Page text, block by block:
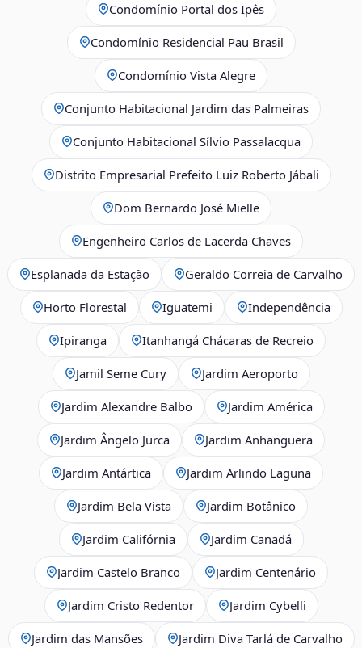
Condomínio Portal dos Ipês
Condomínio Residencial Pau Brasil
Condomínio Vista Alegre
Conjunto Habitacional Jardim das Palmeiras
Conjunto Habitacional Sílvio Passalacqua
Distrito Empresarial Prefeito Luiz Roberto Jábali
Dom Bernardo José Mielle
Engenheiro Carlos de Lacerda Chaves
Esplanada da Estação Geraldo Correia de Carvalho
Horto Florestal Iguatemi Independência
Ipiranga Itanhangá Chácaras de Recreio
Jamil Seme Cury Jardim Aeroporto
Jardim Alexandre Balbo Jardim América
Jardim Ângelo Jurca Jardim Anhanguera
Jardim Antártica Jardim Arlindo Laguna
Jardim Bela Vista Jardim Botânico
Jardim Califórnia Jardim Canadá
Jardim Castelo Branco Jardim Centenário
Jardim Cristo Redentor Jardim Cybelli
Jardim das Mansões Jardim Diva Tarlá de Carvalho